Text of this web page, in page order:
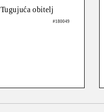
Tugujuća obitelj
#180049